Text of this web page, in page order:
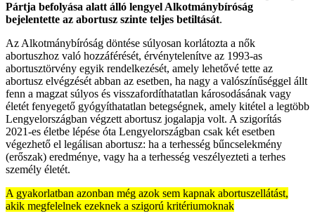
Pártja befolyása alatt álló lengyel Alkotmánybíróság
bejelentette az abortusz szinte teljes betiltását.
Az Alkotmánybíróság döntése súlyosan korlátozta a nők
abortuszhoz való hozzáférését, érvénytelenítve az 1993-as
abortusztörvény egyik rendelkezését, amely lehetővé tette az
abortusz elvégzését abban az esetben, ha nagy a valószínűséggel állt
fenn a magzat súlyos és visszafordíthatatlan károsodásának vagy
életét fenyegető gyógyíthatatlan betegségnek, amely kitétel a legtöbb
Lengyelországban végzett abortusz jogalapja volt. A szigorítás
2021-es életbe lépése óta Lengyelországban csak két esetben
végezhető el legálisan abortusz: ha a terhesség bűncselekmény
(erőszak) eredménye, vagy ha a terhesség veszélyezteti a terhes
személy életét.
A gyakorlatban azonban még azok sem kapnak abortuszellátást,
akik megfelelnek ezeknek a szigorú kritériumoknak